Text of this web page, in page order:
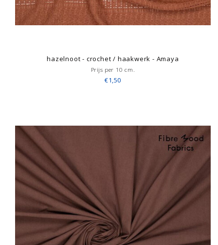
hazelnoot - crochet / haakwerk - Amaya
Prijs per 10 cm.
€1,50